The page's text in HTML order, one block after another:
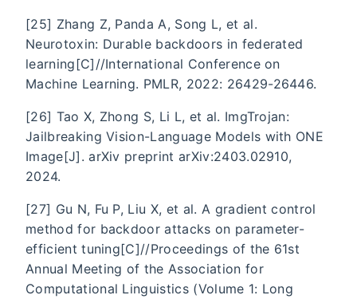
[25] Zhang Z, Panda A, Song L, et al.
Neurotoxin: Durable backdoors in federated
learning[C]//International Conference on
Machine Learning. PMLR, 2022: 26429-26446.
[26] Tao X, Zhong S, Li L, et al. ImgTrojan:
Jailbreaking Vision-Language Models with ONE
Image[J]. arXiv preprint arXiv:2403.02910,
2024.
[27] Gu N, Fu P, Liu X, et al. A gradient control
method for backdoor attacks on parameter-
efficient tuning[C]//Proceedings of the 61st
Annual Meeting of the Association for
Computational Linguistics (Volume 1: Long